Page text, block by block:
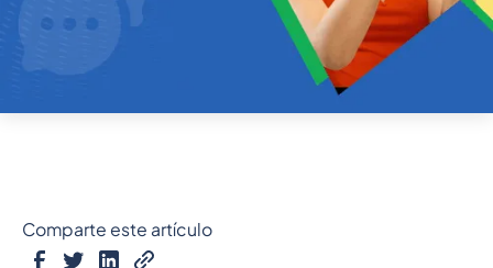
Comparte este artículo